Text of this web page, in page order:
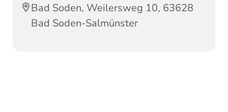
Bad Soden, Weilersweg 10, 63628
Bad Soden-Salmünster